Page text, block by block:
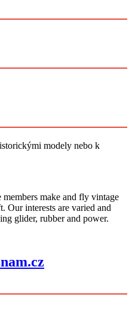
modely nebo k
members make and fly vintage
Our interests are varied and
glider, rubber and power.